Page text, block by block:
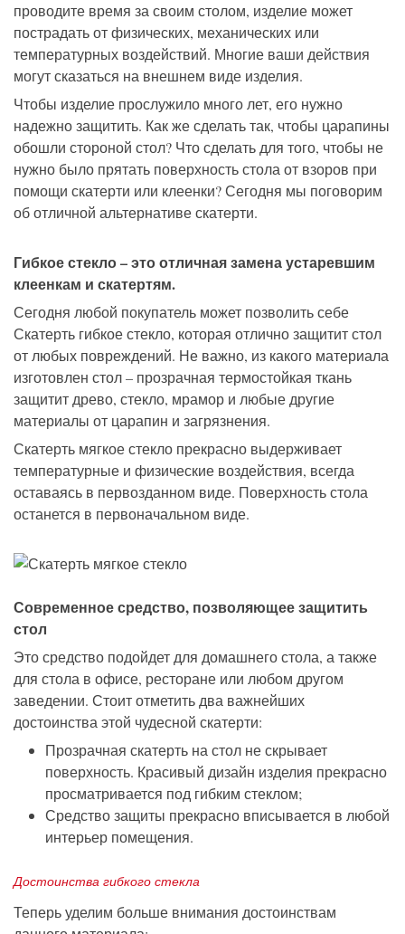
проводите время за своим столом, изделие может
пострадать от физических, механических или
температурных воздействий. Многие ваши действия
могут сказаться на внешнем виде изделия.
Чтобы изделие прослужило много лет, его нужно
надежно защитить. Как же сделать так, чтобы царапины
обошли стороной стол? Что сделать для того, чтобы не
нужно было прятать поверхность стола от взоров при
помощи скатерти или клеенки? Сегодня мы поговорим
об отличной альтернативе скатерти.
Гибкое стекло – это отличная замена устаревшим
клеенкам и скатертям.
Сегодня любой покупатель может позволить себе
Скатерть гибкое стекло, которая отлично защитит стол
от любых повреждений. Не важно, из какого материала
изготовлен стол – прозрачная термостойкая ткань
защитит древо, стекло, мрамор и любые другие
материалы от царапин и загрязнения.
Скатерть мягкое стекло прекрасно выдерживает
температурные и физические воздействия, всегда
оставаясь в первозданном виде. Поверхность стола
останется в первоначальном виде.
Современное средство, позволяющее защитить
стол
Это средство подойдет для домашнего стола, а также
для стола в офисе, ресторане или любом другом
заведении. Стоит отметить два важнейших
достоинства этой чудесной скатерти:
Прозрачная скатерть на стол не скрывает
поверхность. Красивый дизайн изделия прекрасно
просматривается под гибким стеклом;
Средство защиты прекрасно вписывается в любой
интерьер помещения.
Достоинства гибкого стекла
Теперь уделим больше внимания достоинствам